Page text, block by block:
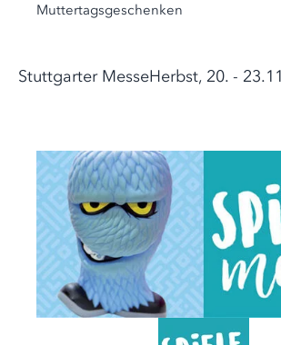
Muttertagsgeschenken
Stuttgarter MesseHerbst, 20. -